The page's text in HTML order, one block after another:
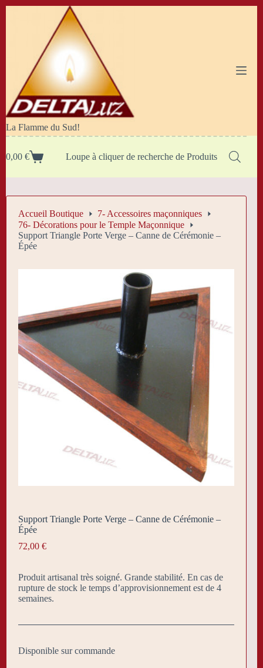
La Flamme du Sud!
Panier
0,00 € Loupe à cliquer de recherche de Produits
Accueil Boutique
7- Accessoires maçonniques
76- Décorations pour le Temple Maçonnique
Support Triangle Porte Verge – Canne de Cérémonie –
Épée
Support Triangle Porte Verge – Canne de Cérémonie –
Épée
72,00 €
Produit artisanal très soigné. Grande stabilité. En cas de
rupture de stock le temps d’approvisionnement est de 4
semaines.
Disponible sur commande